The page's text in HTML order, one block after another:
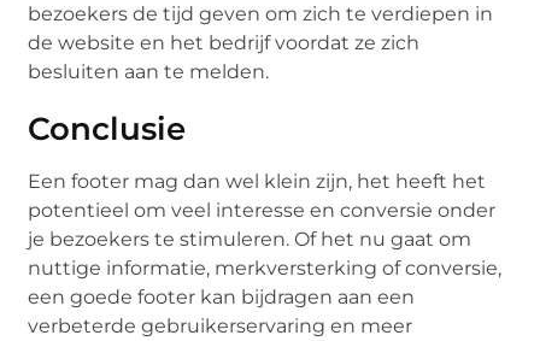
bezoekers de tijd geven om zich te verdiepen in
de website en het bedrijf voordat ze zich
besluiten aan te melden.
Conclusie
Een footer mag dan wel klein zijn, het heeft het
potentieel om veel interesse en conversie onder
je bezoekers te stimuleren. Of het nu gaat om
nuttige informatie, merkversterking of conversie,
een goede footer kan bijdragen aan een
verbeterde gebruikerservaring en meer